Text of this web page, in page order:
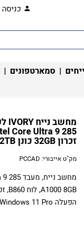
כניסה
| סמארטפונים |
זכרון 32GB כונן 2TB
מק"ט אייבורי: PCCAD
הפעלה Windows 11 Pro